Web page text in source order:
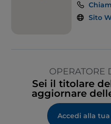
Sito
OPERATORE
Sei il titolare
aggiornare
Accedi alla